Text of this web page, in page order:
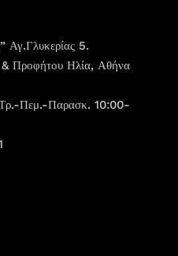
Αγ.Γλυκερίας 5.
& Προφήτου Ηλία, Αθήνα
Πεμ.-Παρασκ. 10:00-